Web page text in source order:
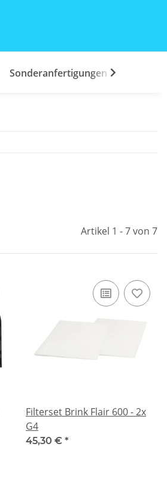
Sonderanfertigungen
Artikel 1 - 7 von 7
Filterset Brink Flair 600 - 2x
G4
45,30 € *